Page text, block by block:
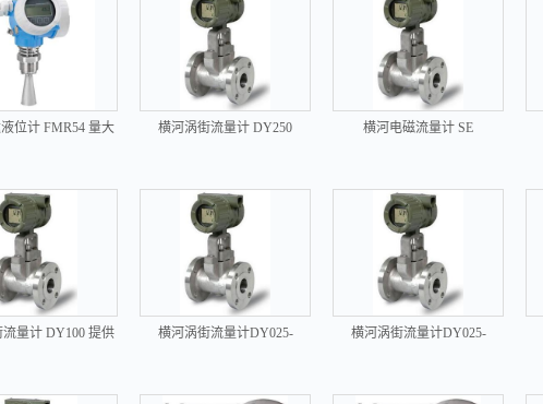
位计 FMR54 量大
横河涡街流量计 DY250 横河电磁流量计 SE
量计 DY100 提供
横河涡街流量计DY025-
横河涡街流量计DY025-